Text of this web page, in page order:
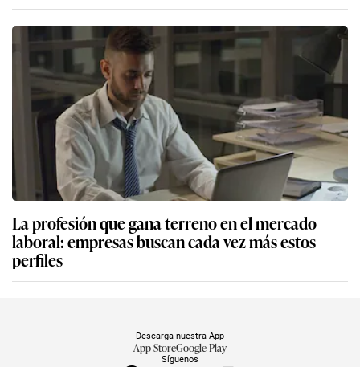
La profesión que gana terreno en el mercado
laboral: empresas buscan cada vez más estos
perfiles
Síguenos
Descarga nuestra App
App StoreGoogle Play